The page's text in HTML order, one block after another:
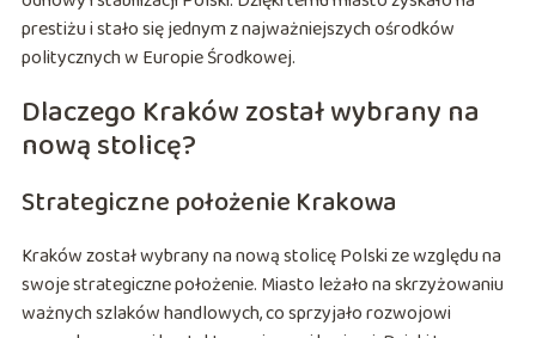
prestiżu i stało się jednym z najważniejszych ośrodków
politycznych w Europie Środkowej.
Dlaczego Kraków został wybrany na
nową stolicę?
Strategiczne położenie Krakowa
Kraków został wybrany na nową stolicę Polski ze względu na
swoje strategiczne położenie. Miasto leżało na skrzyżowaniu
ważnych szlaków handlowych, co sprzyjało rozwojowi